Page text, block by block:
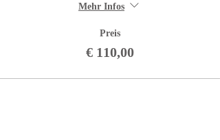
Mehr Infos
Preis
€ 110,00